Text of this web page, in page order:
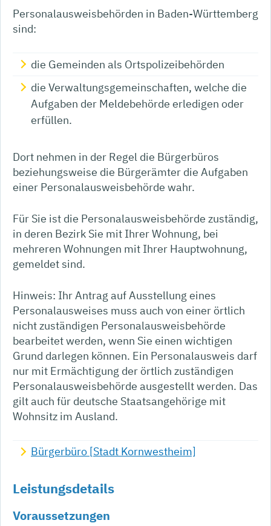
Personalausweisbehörden in Baden-Württemberg
sind:
die Gemeinden als Ortspolizeibehörden
die Verwaltungsgemeinschaften, welche die
Aufgaben der Meldebehörde erledigen oder
erfüllen.
Dort nehmen in der Regel die Bürgerbüros
beziehungsweise die Bürgerämter die Aufgaben
einer Personalausweisbehörde wahr.
Für Sie ist die Personalausweisbehörde zuständig,
in deren Bezirk Sie mit Ihrer Wohnung, bei
mehreren Wohnungen mit Ihrer Hauptwohnung,
gemeldet sind.
Hinweis: Ihr Antrag auf Ausstellung eines
Personalausweises muss auch von einer örtlich
nicht zuständigen Personalausweisbehörde
bearbeitet werden, wenn Sie einen wichtigen
Grund darlegen können. Ein Personalausweis darf
nur mit Ermächtigung der örtlich zuständigen
Personalausweisbehörde ausgestellt werden. Das
gilt auch für deutsche Staatsangehörige mit
Wohnsitz im Ausland.
Bürgerbüro [Stadt Kornwestheim]
Leistungsdetails
Voraussetzungen